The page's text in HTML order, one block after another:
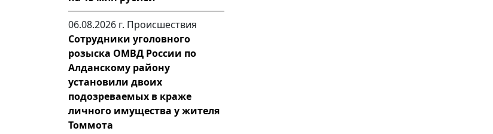
06.08.2026 г. Происшествия
Сотрудники уголовного
розыска ОМВД России по
Алданскому району
установили двоих
подозреваемых в краже
личного имущества у жителя
Томмота